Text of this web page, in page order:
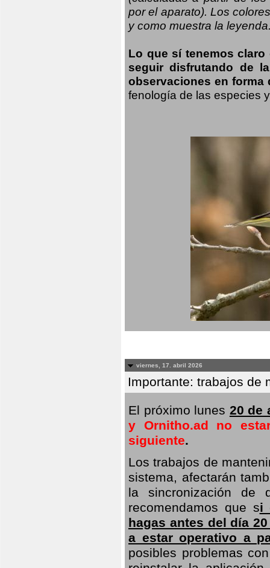
por el aparato). Los
y como muestra la
Lo que sí tenemos
seguir disfrutando de
observaciones en forma
fenología de las especies
viernes, 17. abril 2026
Importante: trabajos de
El próximo lunes 20 de
y Ornitho.ad no
siguiente.
Los trabajos de
sistema, afectarán
la sincronización de
recomendamos que si
hagas antes del día
a estar operativo a
posibles problemas